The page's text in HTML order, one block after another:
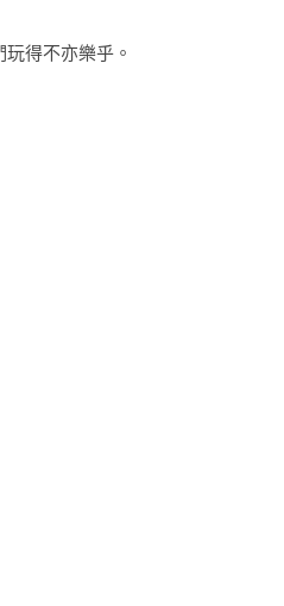
得不亦樂乎。